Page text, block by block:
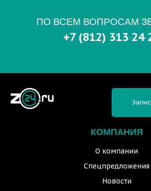
ПО ВСЕМ ВОПРОСАМ
+7 (812) 313 24
КОМПАНИЯ
О компании
Спецпредложения
Новости